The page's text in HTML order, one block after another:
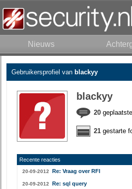
Nieuws
Gebruikersprofiel van blackyy
blackyy
20
21gestarte
Recente reacties
20-09-2012 Re: Vraag over RFI
20-09-2012 Re: sql query